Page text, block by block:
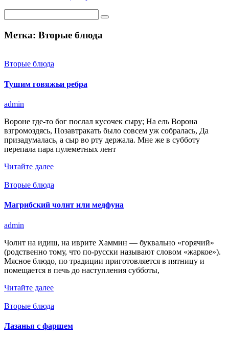
Метка: Вторые блюда
Вторые блюда
Тушим говяжьи ребра
admin
Вороне где-то бог послал кусочек сыру; На ель Ворона
взгромоздясь, Позавтракать было совсем уж собралась, Да
призадумалась, а сыр во рту держала. Мне же в субботу
перепала пара пулеметных лент
Читайте далее
Вторые блюда
Магрибский чолнт или медфуна
admin
Чолнт на идиш, на иврите Хаммин — буквально «горячий»
(родственно тому, что по-русски называют словом «жаркое»).
Мясное блюдо, по традиции приготовляется в пятницу и
помещается в печь до наступления субботы,
Читайте далее
Вторые блюда
Лазанья с фаршем